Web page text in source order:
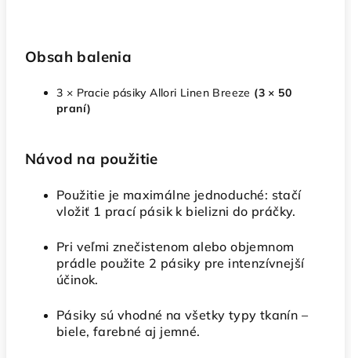
Obsah balenia
3 × Pracie pásiky Allori Linen Breeze (3 × 50
praní)
Návod na použitie
Použitie je maximálne jednoduché: stačí
vložiť 1 prací pásik k bielizni do práčky.
Pri veľmi znečistenom alebo objemnom
prádle použite 2 pásiky pre intenzívnejší
účinok.
Pásiky sú vhodné na všetky typy tkanín –
biele, farebné aj jemné.